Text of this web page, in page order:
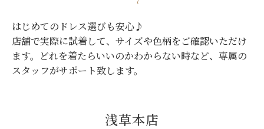
はじめてのドレス選びも安心♪
店舗で実際に試着して、サイズや色柄をご確認いただけ
ます。
どれを着たらいいのかわからない時など、専属の
スタッフがサポート致します。
浅草本店